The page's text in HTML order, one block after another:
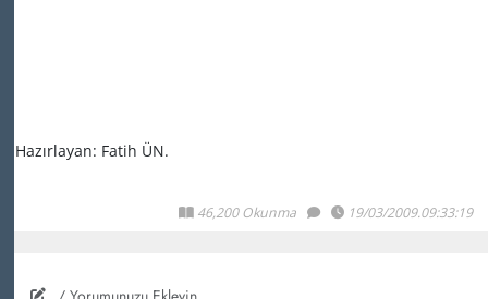
Hazırlayan: Fatih ÜN.
46,200 Okunma 19/03/2009.09:33:19